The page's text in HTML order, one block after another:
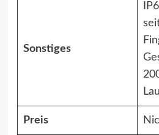
Sonstiges
Preis